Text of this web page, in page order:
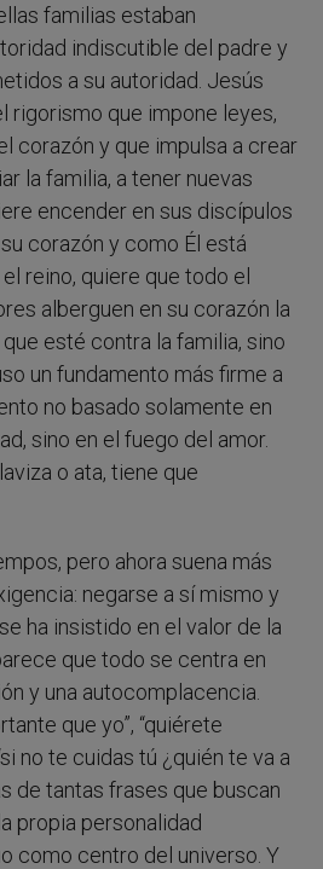
familias estaban
indiscutible del padre y
a su autoridad. Jesús
rigorismo que impone leyes,
corazón y que impulsa a crear
la familia, a tener nuevas
encender en sus discípulos
corazón y como Él está
reino, quiere que todo el
alberguen en su corazón la
esté contra la familia, sino
un fundamento más firme a
no basado solamente en
sino en el fuego del amor.
o ata, tiene que
pero ahora suena más
negarse a sí mismo y
ha insistido en el valor de la
que todo se centra en
y una autocomplacencia.
que yo”, “quiérete
no te cuidas tú ¿quién te va a
de tantas frases que buscan
propia personalidad
como centro del universo. Y